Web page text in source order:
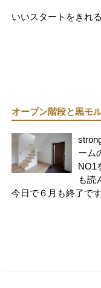
いいスタートをきれ
オープン階段と黒モ
ーム
NO1
も読
今日で６月も終了で